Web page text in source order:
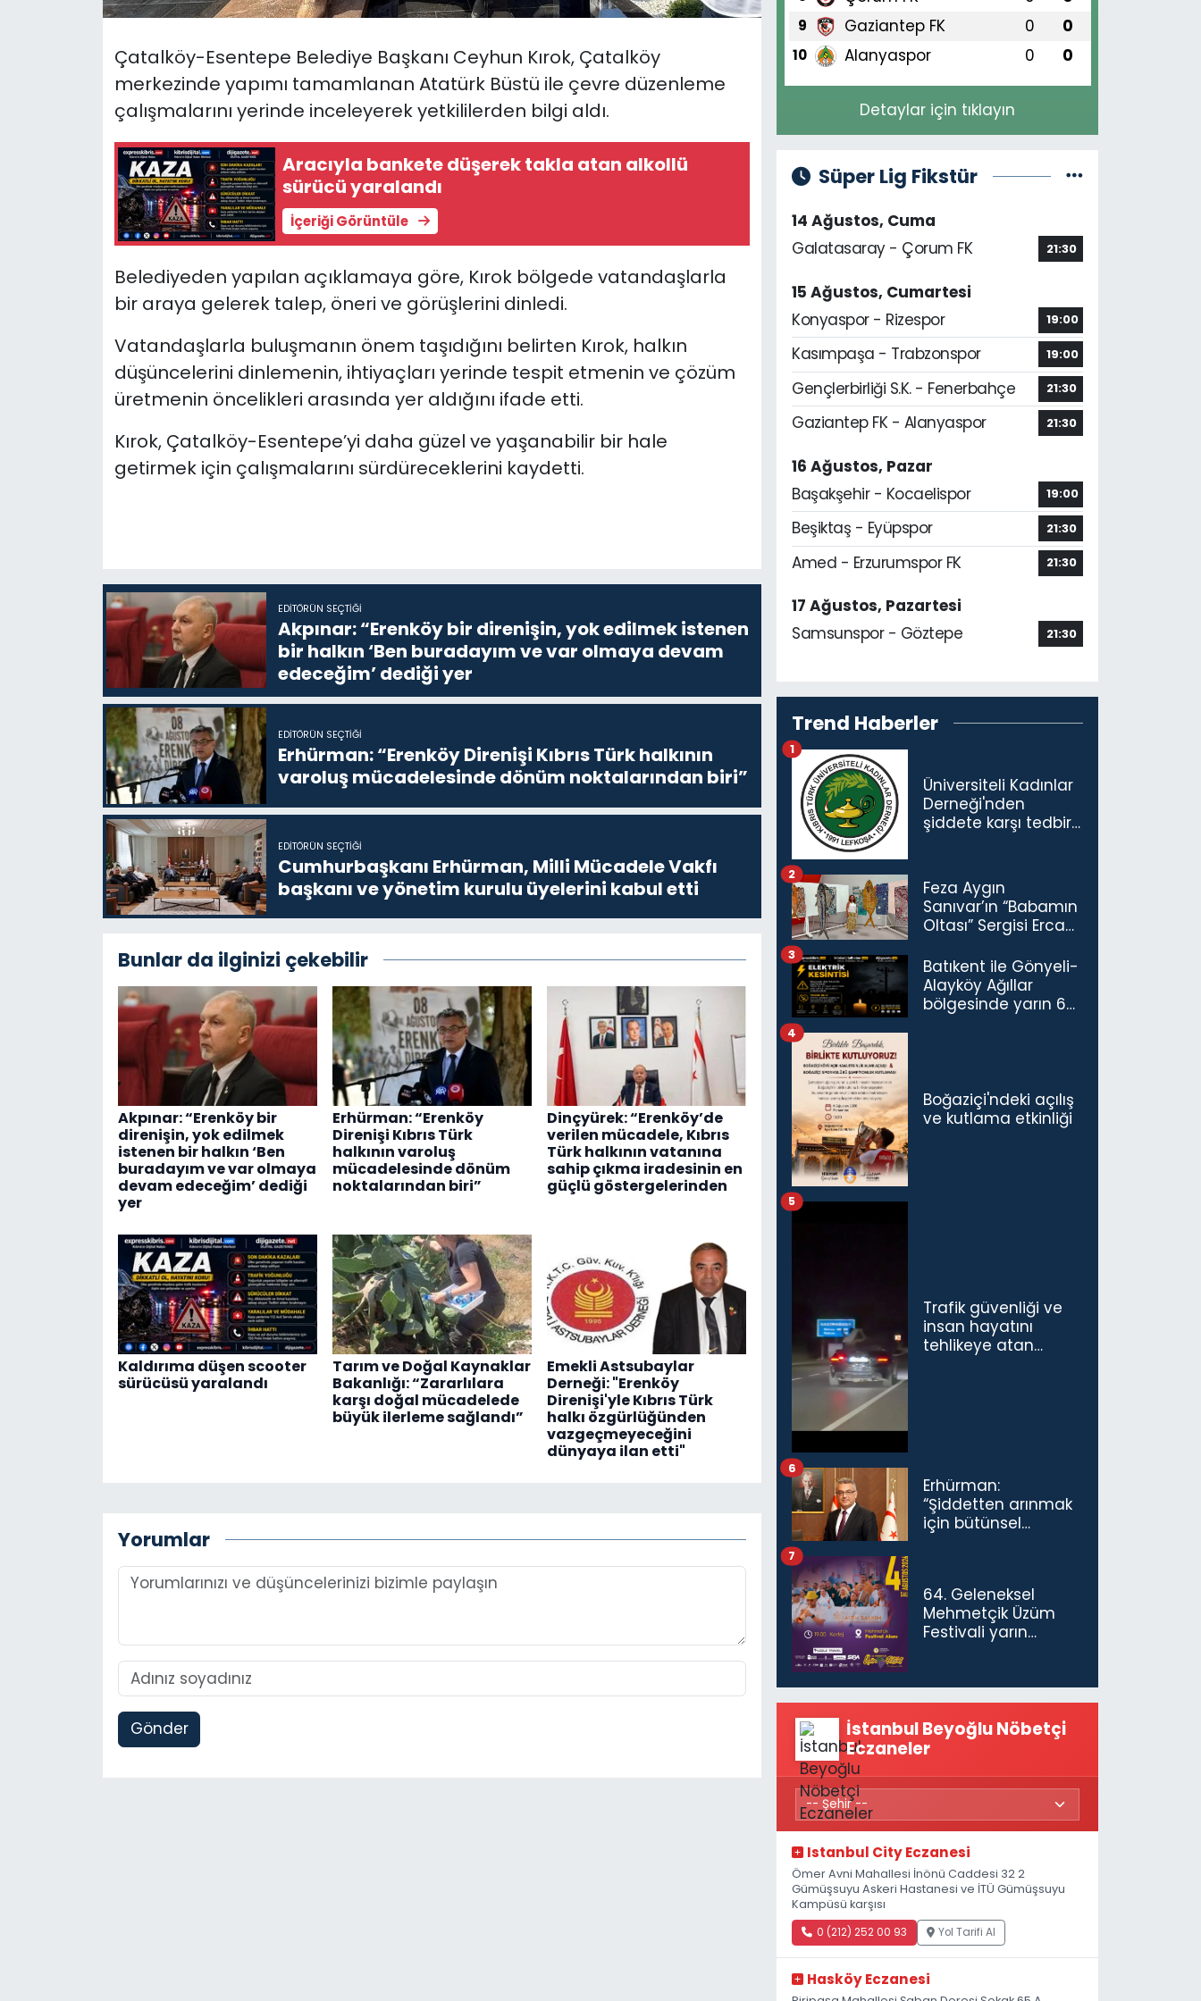
Çatalköy-Esentepe Belediye Başkanı Ceyhun Kırok, Çatalköy
merkezinde yapımı tamamlanan Atatürk Büstü ile çevre düzenleme
çalışmalarını yerinde inceleyerek yetkililerden bilgi aldı.
Aracıyla bankete düşerek takla atan alkollü
sürücü yaralandı
İçeriği Görüntüle
Belediyeden yapılan açıklamaya göre, Kırok bölgede vatandaşlarla
bir araya gelerek talep, öneri ve görüşlerini dinledi.
Vatandaşlarla buluşmanın önem taşıdığını belirten Kırok, halkın
düşüncelerini dinlemenin, ihtiyaçları yerinde tespit etmenin ve çözüm
üretmenin öncelikleri arasında yer aldığını ifade etti.
Kırok, Çatalköy-Esentepe’yi daha güzel ve yaşanabilir bir hale
getirmek için çalışmalarını sürdüreceklerini kaydetti.
EDITÖRÜN SEÇTIĞI
Akpınar: “Erenköy bir direnişin, yok edilmek istenen
bir halkın ‘Ben buradayım ve var olmaya devam
edeceğim’ dediği yer
EDITÖRÜN SEÇTIĞI
Erhürman: “Erenköy Direnişi Kıbrıs Türk halkının
varoluş mücadelesinde dönüm noktalarından biri”
EDITÖRÜN SEÇTIĞI
Cumhurbaşkanı Erhürman, Milli Mücadele Vakfı
başkanı ve yönetim kurulu üyelerini kabul etti
Bunlar da ilginizi çekebilir
Akpınar: “Erenköy bir
direnişin, yok edilmek
istenen bir halkın ‘Ben
buradayım ve var olmaya
devam edeceğim’ dediği
yer
Erhürman: “Erenköy
Direnişi Kıbrıs Türk
halkının varoluş
mücadelesinde dönüm
noktalarından biri”
Dinçyürek: “Erenköy’de
verilen mücadele, Kıbrıs
Türk halkının vatanına
sahip çıkma iradesinin en
güçlü göstergelerinden
Kaldırıma düşen scooter
sürücüsü yaralandı
Tarım ve Doğal Kaynaklar
Bakanlığı: “Zararlılara
karşı doğal mücadelede
büyük ilerleme sağlandı”
Emekli Astsubaylar
Derneği: "Erenköy
Direnişi'yle Kıbrıs Türk
halkı özgürlüğünden
vazgeçmeyeceğini
dünyaya ilan etti"
Yorumlar
Gönder
9 Gaziantep FK 0 0
10 Alanyaspor 0 0
Detaylar için tıklayın
Süper Lig Fikstür
14 Ağustos, Cuma
Galatasaray - Çorum FK
21:30
15 Ağustos, Cumartesi
Konyaspor - Rizespor
19:00
Kasımpaşa - Trabzonspor 19:00
Gençlerbirliği S.K. - Fenerbahçe 21:30
Gaziantep FK - Alanyaspor 21:30
16 Ağustos, Pazar
Başakşehir - Kocaelispor
19:00
Beşiktaş - Eyüpspor 21:30
Amed - Erzurumspor FK 21:30
17 Ağustos, Pazartesi
Samsunspor - Göztepe
21:30
Trend Haberler
Üniversiteli Kadınlar
Derneği'nden
şiddete karşı tedbir
1
Feza Aygın
Sanıvar’ın “Babamın
Oltası” Sergisi Ercan
Açıldı
2
Batıkent ile Gönyeli-
Alayköy Ağıllar
bölgesinde yarın 6
3
Boğaziçi'ndeki açılış
ve kutlama etkinliği
4
Trafik güvenliği ve
insan hayatını
tehlikeye atan
5
Erhürman:
“Şiddetten arınmak
için bütünsel
6
64. Geleneksel
Mehmetçik Üzüm
Festivali yarın
7
İstanbul Beyoğlu Nöbetçi
Eczaneler
Istanbul City Eczanesi
Ömer Avni Mahallesi İnönü Caddesi 32 2
Gümüşsuyu Askeri Hastanesi ve İTÜ Gümüşsuyu
Kampüsü karşısı
0 (212) 252 00 93 Yol Tarifi Al
Hasköy Eczanesi
Video Galeri
Yazarlar